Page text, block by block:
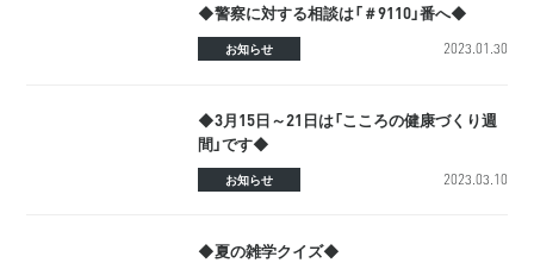
◆警察に対する相談は「＃9110」番へ◆
お知らせ 2023.01.30
◆3月15日～21日は「こころの健康づくり週
間」です◆
お知らせ 2023.03.10
◆夏の雑学クイズ◆